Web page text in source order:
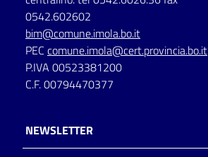
0542.602602
bim@comune.imola.bo.it
PEC comune.imola@cert.provincia.bo.it
P.IVA 00523381200
C.F. 00794470377
NEWSLETTER